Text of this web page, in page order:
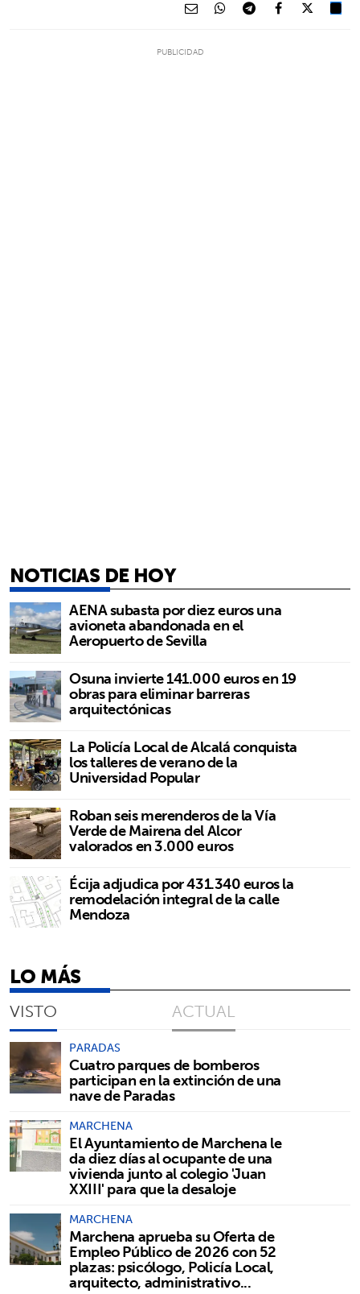
NOTICIAS DE HOY
AENA subasta por diez euros una
avioneta abandonada en el
Aeropuerto de Sevilla
Osuna invierte 141.000 euros en 19
obras para eliminar barreras
arquitectónicas
La Policía Local de Alcalá conquista
los talleres de verano de la
Universidad Popular
Roban seis merenderos de la Vía
Verde de Mairena del Alcor
valorados en 3.000 euros
Écija adjudica por 431.340 euros la
remodelación integral de la calle
Mendoza
LO MÁS
VISTO ACTUAL
PARADAS
Cuatro parques de bomberos
participan en la extinción de una
nave de Paradas
MARCHENA
El Ayuntamiento de Marchena le
da diez días al ocupante de una
vivienda junto al colegio 'Juan
XXIII' para que la desaloje
MARCHENA
Marchena aprueba su Oferta de
Empleo Público de 2026 con 52
plazas: psicólogo, Policía Local,
arquitecto, administrativo...